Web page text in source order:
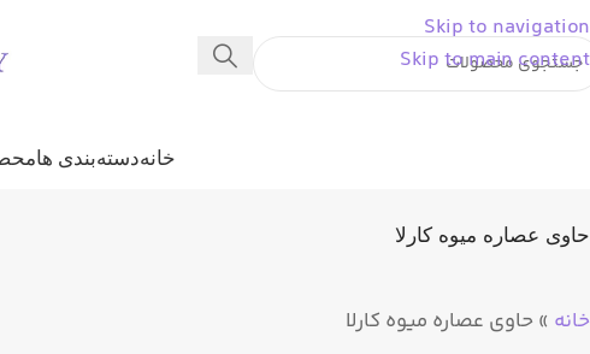
Skip to navigation
Skip to main content
خانهدسته‌بندی ها
حاوی عصاره میوه کارلا
خانه » حاوی عصاره میوه کارلا